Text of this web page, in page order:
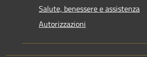
Salute, benessere e assistenza
Autorizzazioni